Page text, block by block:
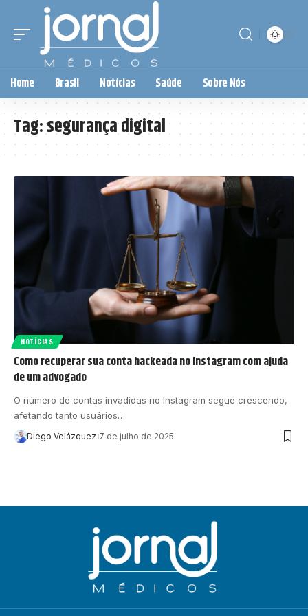
Home Brasil Notícias Saúde Sobre Nós
Tag:segurança digital
NOTÍCIAS
Como recuperar sua conta hackeada no Instagram com ajuda
de um advogado
O número de contas invadidas no Instagram segue crescendo,
afetando tanto usuários…
Diego Velázquez 7 de julho de 2025